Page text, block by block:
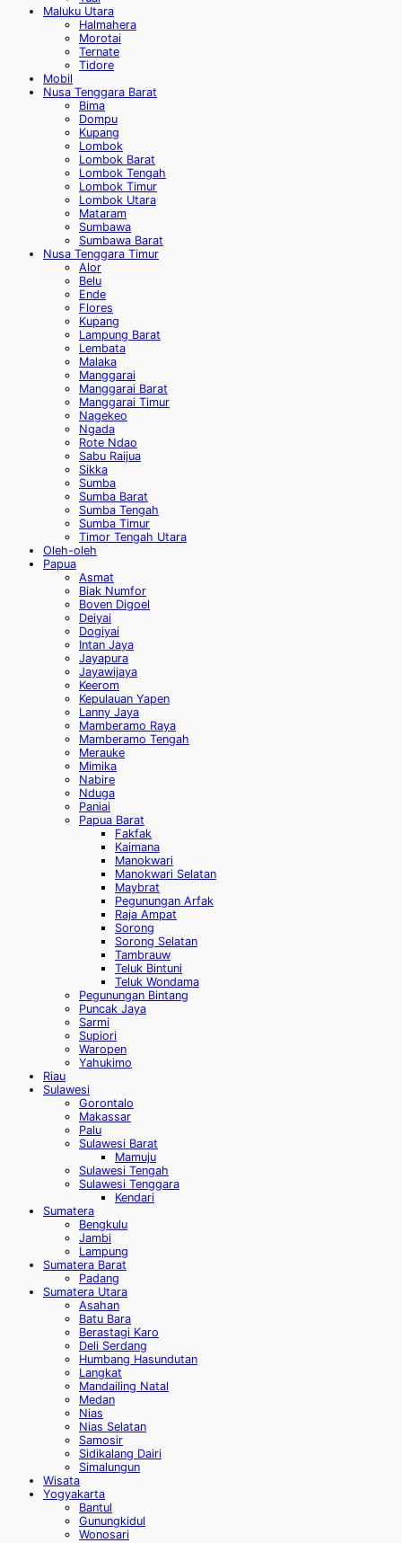
Maluku Utara
Halmahera
Morotai
Ternate
Tidore
Mobil
Nusa Tenggara Barat
Bima
Dompu
Kupang
Lombok
Lombok Barat
Lombok Tengah
Lombok Timur
Lombok Utara
Mataram
Sumbawa
Sumbawa Barat
Nusa Tenggara Timur
Alor
Belu
Ende
Flores
Kupang
Lampung Barat
Lembata
Malaka
Manggarai
Manggarai Barat
Manggarai Timur
Nagekeo
Ngada
Rote Ndao
Sabu Raijua
Sikka
Sumba
Sumba Barat
Sumba Tengah
Sumba Timur
Timor Tengah Utara
Oleh-oleh
Papua
Asmat
Biak Numfor
Boven Digoel
Deiyai
Dogiyai
Intan Jaya
Jayapura
Jayawijaya
Keerom
Kepulauan Yapen
Lanny Jaya
Mamberamo Raya
Mamberamo Tengah
Merauke
Mimika
Nabire
Nduga
Paniai
Papua Barat
Fakfak
Kaimana
Manokwari
Manokwari Selatan
Maybrat
Pegunungan Arfak
Raja Ampat
Sorong
Sorong Selatan
Tambrauw
Teluk Bintuni
Teluk Wondama
Pegunungan Bintang
Puncak Jaya
Sarmi
Supiori
Waropen
Yahukimo
Riau
Sulawesi
Gorontalo
Makassar
Palu
Sulawesi Barat
Mamuju
Sulawesi Tengah
Sulawesi Tenggara
Kendari
Sumatera
Bengkulu
Jambi
Lampung
Sumatera Barat
Padang
Sumatera Utara
Asahan
Batu Bara
Berastagi Karo
Deli Serdang
Humbang Hasundutan
Langkat
Mandailing Natal
Medan
Nias
Nias Selatan
Samosir
Sidikalang Dairi
Simalungun
Wisata
Yogyakarta
Bantul
Gunungkidul
Wonosari